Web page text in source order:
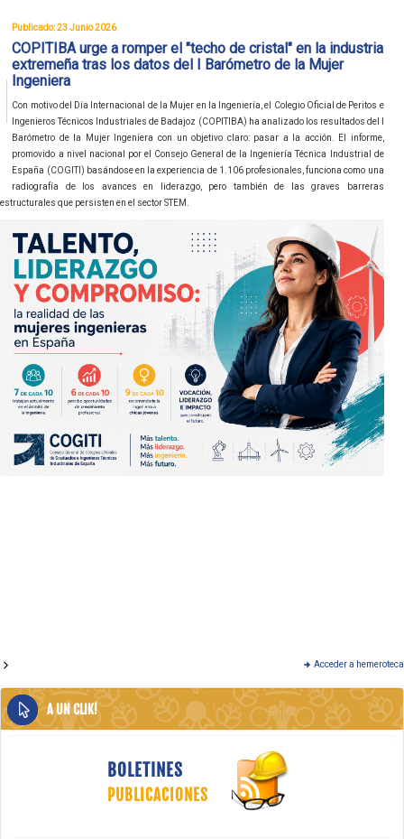
Publicado: 23 Junio 2026
COPITIBA urge a romper el "techo de cristal" en la industria
extremeña tras los datos del I Barómetro de la Mujer
Ingeniera
Con motivo del Día Internacional de la Mujer en la Ingeniería, el Colegio Oficial de Peritos e
Ingenieros Técnicos Industriales de Badajoz (COPITIBA) ha analizado los resultados del I
Barómetro de la Mujer Ingeniera con un objetivo claro: pasar a la acción. El informe,
promovido a nivel nacional por el Consejo General de la Ingeniería Técnica Industrial de
España (COGITI) basándose en la experiencia de 1.106 profesionales, funciona como una
radiografía de los avances en liderazgo, pero también de las graves barreras
estructurales que persisten en el sector STEM.
Acceder a hemeroteca
A UN CLIK!